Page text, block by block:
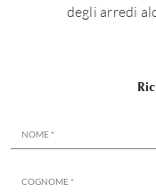
degli arredi